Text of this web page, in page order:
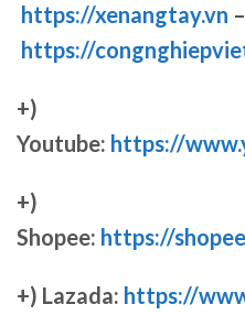
https://xenangtay.vn –
https://
+)
Youtube: https://
+)
Shopee: https://
+) Lazada: https://